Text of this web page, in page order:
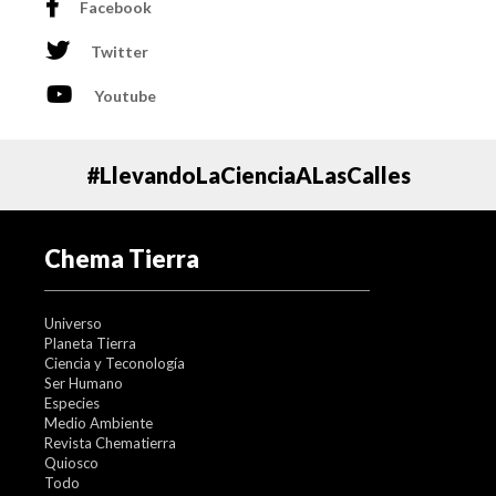
Facebook
Twitter
Youtube
#LlevandoLaCienciaALasCalles
Chema Tierra
Universo
Planeta Tierra
Ciencia y Teconología
Ser Humano
Especies
Medio Ambiente
Revista Chematierra
Quiosco
Todo